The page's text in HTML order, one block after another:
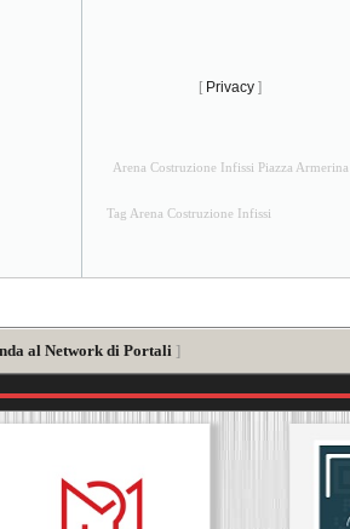
[ Privacy ]
Arena Costruzione Infissi Piazza Armerina
Tag Arena Costruzione Infissi
al Network di Portali ]